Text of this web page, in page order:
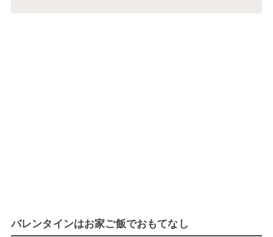
バレンタインはお家ご飯でおもてなし